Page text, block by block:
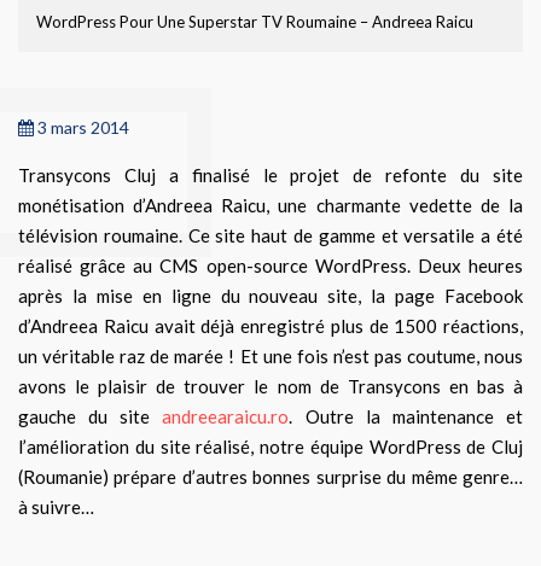
WordPress Pour Une Superstar TV Roumaine – Andreea Raicu
3 mars 2014
Transycons Cluj a finalisé le projet de refonte du site
monétisation d’Andreea Raicu, une charmante vedette de la
télévision roumaine. Ce site haut de gamme et versatile a été
réalisé grâce au CMS open-source WordPress. Deux heures
après la mise en ligne du nouveau site, la page Facebook
d’Andreea Raicu avait déjà enregistré plus de 1500 réactions,
un véritable raz de marée ! Et une fois n’est pas coutume, nous
avons le plaisir de trouver le nom de Transycons en bas à
gauche du siteandreearaicu.ro. Outre la maintenance et
l’amélioration du site réalisé, notre équipe WordPress de Cluj
(Roumanie) prépare d’autres bonnes surprise du même genre…
à suivre…